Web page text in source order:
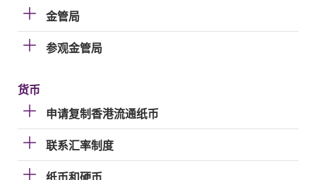
金管局
参观金管局
货币
申请复制香港流通纸币
联系汇率制度
纸币和硬币